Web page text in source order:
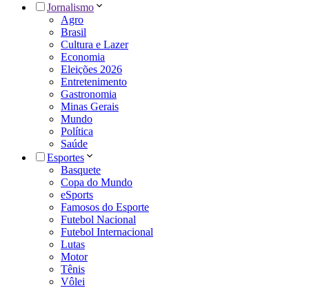
Jornalismo
Agro
Brasil
Cultura e Lazer
Economia
Eleições 2026
Entretenimento
Gastronomia
Minas Gerais
Mundo
Política
Saúde
Esportes
Basquete
Copa do Mundo
eSports
Famosos do Esporte
Futebol Nacional
Futebol Internacional
Lutas
Motor
Tênis
Vôlei